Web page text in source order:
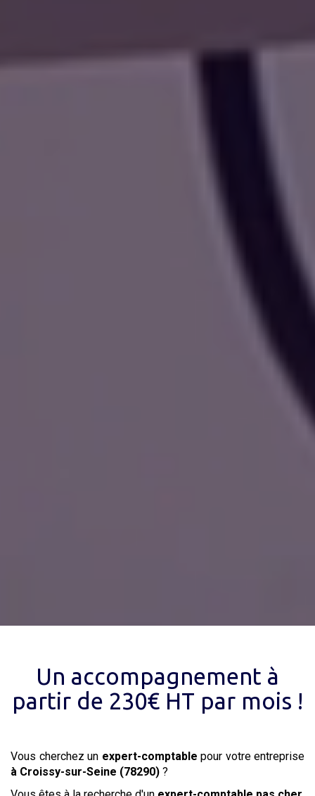
Un accompagnement à
partir de 230€ HT par mois !
Vous cherchez un expert-comptable pour votre entreprise
à Croissy-sur-Seine (78290) ?